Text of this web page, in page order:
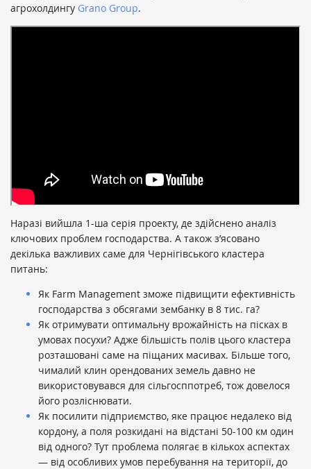
агрохолдингу Grano Group.
Наразі вийшла 1-ша серія проекту, де здійснено аналіз
ключових проблем господарства. А також з’ясовано
декілька важливих саме для Чернігівського кластера
питань:
Як Farm Managеment зможе підвищити ефективність
господарства з обсягами зембанку в 8 тис. га?
Як отримувати оптимальну врожайність на пісках в
умовах посухи? Адже більшість полів цього кластера
розташовані саме на піщаних масивах. Більше того,
чималий клин орендованих земель давно не
використовувався для сільгосппотреб, тож довелося
його розліснювати.
Як посилити підприємство, яке працює недалеко від
кордону, а поля розкидані на відстані 50-100 км один
від одного? Тут проблема полягає в кількох аспектах
— від особливих умов перебування на території, до